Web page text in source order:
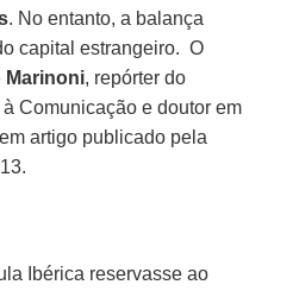
. No entanto, a balança
capital estrangeiro. O
Marinoni, repórter do
Comunicação e doutor em
artigo publicado pela
Ibérica reservasse ao